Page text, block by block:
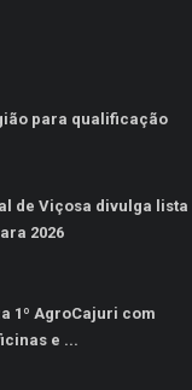
para qualificação
de Viçosa divulga lista
2026
1º AgroCajuri com
e ...